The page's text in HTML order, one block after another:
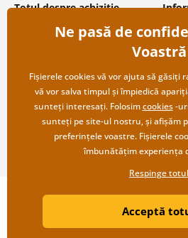
Totul despre achiziție
Condiții și termeni generali
Protecția datelor personale
Transport și modalități de plată
Returnare
Copyright ©2019 ©
Litvanyi.sk| Magazinul
Ne pasă de
Voastră
Fișierele cookies vă vor ajuta să găsiți
vă vor salva timpul și împiedică
sunteți interesați. Folosimcookies-
sunteți pe site-ul nostru, și afișăm
preferințele voastre. Fișierele
îmbunătățim experiența
Respinge totul
Acceptă